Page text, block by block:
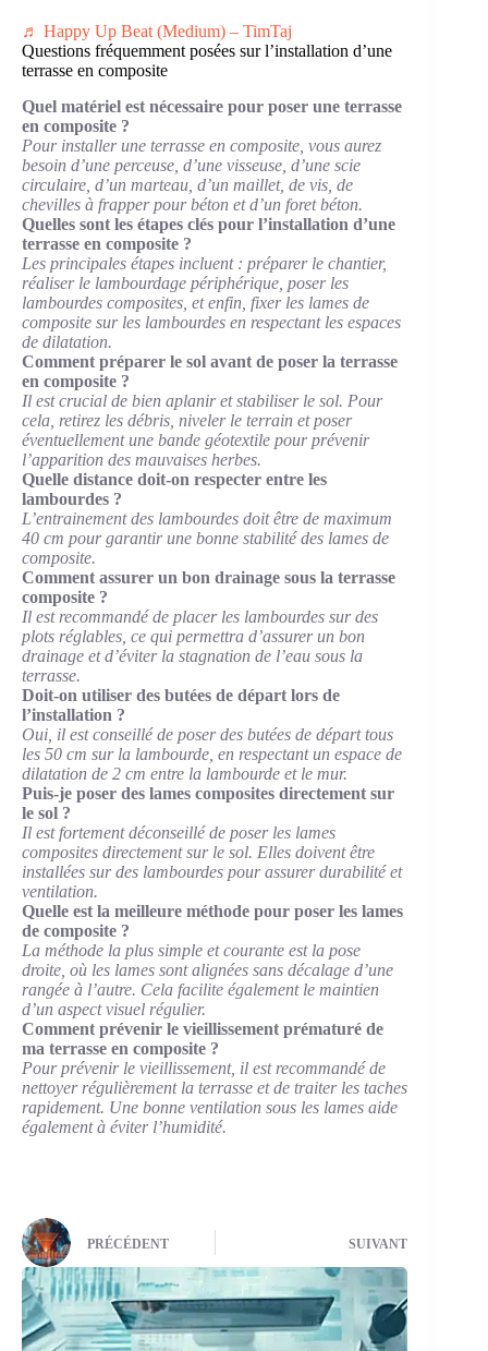
♬ Happy Up Beat (Medium) – TimTaj
Questions fréquemment posées sur l’installation d’une
terrasse en composite
Quel matériel est nécessaire pour poser une terrasse
en composite ?
Pour installer une terrasse en composite, vous aurez
besoin d’une perceuse, d’une visseuse, d’une scie
circulaire, d’un marteau, d’un maillet, de vis, de
chevilles à frapper pour béton et d’un foret béton.
Quelles sont les étapes clés pour l’installation d’une
terrasse en composite ?
Les principales étapes incluent : préparer le chantier,
réaliser le lambourdage périphérique, poser les
lambourdes composites, et enfin, fixer les lames de
composite sur les lambourdes en respectant les espaces
de dilatation.
Comment préparer le sol avant de poser la terrasse
en composite ?
Il est crucial de bien aplanir et stabiliser le sol. Pour
cela, retirez les débris, niveler le terrain et poser
éventuellement une bande géotextile pour prévenir
l’apparition des mauvaises herbes.
Quelle distance doit-on respecter entre les
lambourdes ?
L’entrainement des lambourdes doit être de maximum
40 cm pour garantir une bonne stabilité des lames de
composite.
Comment assurer un bon drainage sous la terrasse
composite ?
Il est recommandé de placer les lambourdes sur des
plots réglables, ce qui permettra d’assurer un bon
drainage et d’éviter la stagnation de l’eau sous la
terrasse.
Doit-on utiliser des butées de départ lors de
l’installation ?
Oui, il est conseillé de poser des butées de départ tous
les 50 cm sur la lambourde, en respectant un espace de
dilatation de 2 cm entre la lambourde et le mur.
Puis-je poser des lames composites directement sur
le sol ?
Il est fortement déconseillé de poser les lames
composites directement sur le sol. Elles doivent être
installées sur des lambourdes pour assurer durabilité et
ventilation.
Quelle est la meilleure méthode pour poser les lames
de composite ?
La méthode la plus simple et courante est la pose
droite, où les lames sont alignées sans décalage d’une
rangée à l’autre. Cela facilite également le maintien
d’un aspect visuel régulier.
Comment prévenir le vieillissement prématuré de
ma terrasse en composite ?
Pour prévenir le vieillissement, il est recommandé de
nettoyer régulièrement la terrasse et de traiter les taches
rapidement. Une bonne ventilation sous les lames aide
également à éviter l’humidité.
PRÉCÉDENT SUIVANT